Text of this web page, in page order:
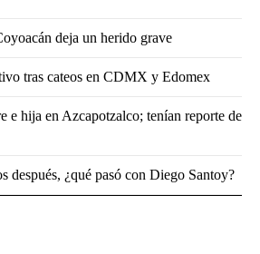
deja un herido grave
tras cateos en CDMX y Edomex
e hija en Azcapotzalco; tenían reporte de
después, ¿qué pasó con Diego Santoy?